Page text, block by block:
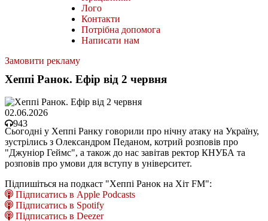
Лого
Контакти
Потрібна допомога
Написати нам
Замовити рекламу
Хеппі Ранок. Ефір від 2 червня
02.06.2026
943
Сьогодні у Хеппі Ранку говорили про нічну атаку на Україну,
зустрілись з Олександром Педаном, котрий розповів про
"Джуніор Геймс", а також до нас завітав ректор КНУБА та
розповів про умови для вступу в університет.
Підпишіться на подкаст "Хеппі Ранок на Хіт FM":
Підписатись в Apple Podcasts
Підписатись в Spotify
Підписатись в Deezer